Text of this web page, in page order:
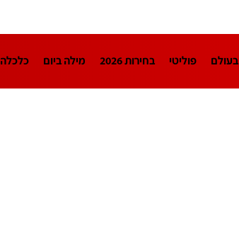
בעולם פוליטי בחירות 2026 מילה ביום כלכלה